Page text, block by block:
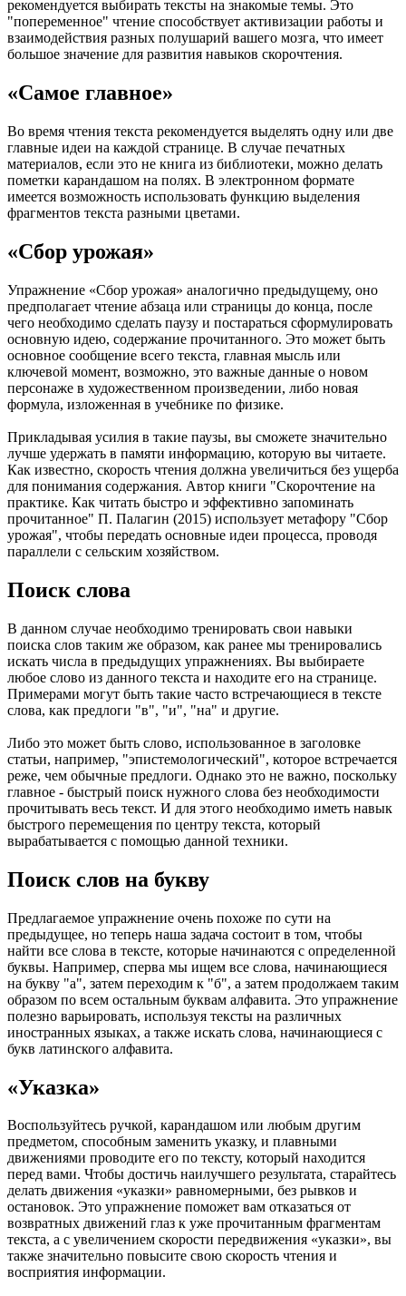
рекомендуется выбирать тексты на знакомые темы. Это
"попеременное" чтение способствует активизации работы и
взаимодействия разных полушарий вашего мозга, что имеет
большое значение для развития навыков скорочтения.
«Самое главное»
Во время чтения текста рекомендуется выделять одну или две
главные идеи на каждой странице. В случае печатных
материалов, если это не книга из библиотеки, можно делать
пометки карандашом на полях. В электронном формате
имеется возможность использовать функцию выделения
фрагментов текста разными цветами.
«Сбор урожая»
Упражнение «Сбор урожая» аналогично предыдущему, оно
предполагает чтение абзаца или страницы до конца, после
чего необходимо сделать паузу и постараться сформулировать
основную идею, содержание прочитанного. Это может быть
основное сообщение всего текста, главная мысль или
ключевой момент, возможно, это важные данные о новом
персонаже в художественном произведении, либо новая
формула, изложенная в учебнике по физике.
Прикладывая усилия в такие паузы, вы сможете значительно
лучше удержать в памяти информацию, которую вы читаете.
Как известно, скорость чтения должна увеличиться без ущерба
для понимания содержания. Автор книги "Скорочтение на
практике. Как читать быстро и эффективно запоминать
прочитанное" П. Палагин (2015) использует метафору "Сбор
урожая", чтобы передать основные идеи процесса, проводя
параллели с сельским хозяйством.
Поиск слова
В данном случае необходимо тренировать свои навыки
поиска слов таким же образом, как ранее мы тренировались
искать числа в предыдущих упражнениях. Вы выбираете
любое слово из данного текста и находите его на странице.
Примерами могут быть такие часто встречающиеся в тексте
слова, как предлоги "в", "и", "на" и другие.
Либо это может быть слово, использованное в заголовке
статьи, например, "эпистемологический", которое встречается
реже, чем обычные предлоги. Однако это не важно, поскольку
главное - быстрый поиск нужного слова без необходимости
прочитывать весь текст. И для этого необходимо иметь навык
быстрого перемещения по центру текста, который
вырабатывается с помощью данной техники.
Поиск слов на букву
Предлагаемое упражнение очень похоже по сути на
предыдущее, но теперь наша задача состоит в том, чтобы
найти все слова в тексте, которые начинаются с определенной
буквы. Например, сперва мы ищем все слова, начинающиеся
на букву "а", затем переходим к "б", а затем продолжаем таким
образом по всем остальным буквам алфавита. Это упражнение
полезно варьировать, используя тексты на различных
иностранных языках, а также искать слова, начинающиеся с
букв латинского алфавита.
«Указка»
Воспользуйтесь ручкой, карандашом или любым другим
предметом, способным заменить указку, и плавными
движениями проводите его по тексту, который находится
перед вами. Чтобы достичь наилучшего результата, старайтесь
делать движения «указки» равномерными, без рывков и
остановок. Это упражнение поможет вам отказаться от
возвратных движений глаз к уже прочитанным фрагментам
текста, а с увеличением скорости передвижения «указки», вы
также значительно повысите свою скорость чтения и
восприятия информации.